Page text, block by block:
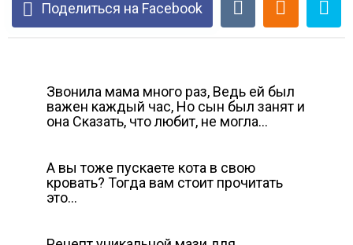
Поделиться на Facebook
Звонила мама много раз, Ведь ей был
важен каждый час, Но сын был занят и
она Сказать, что любит, не могла…
А вы тоже пускаете кота в свою
кровать? Тогда вам стоит прочитать
это…